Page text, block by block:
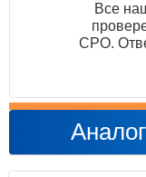
Все
СРО.